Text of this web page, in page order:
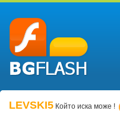
LEVSKI5 Който иска може !